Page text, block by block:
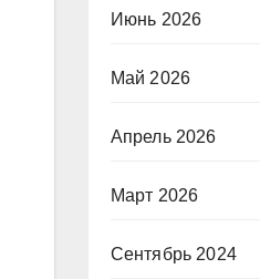
Июнь 2026
Май 2026
Апрель 2026
Март 2026
Сентябрь 2024